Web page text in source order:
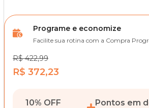
Programe e economize
Facilite sua rotina com a Compra
R$ 422,99
R$ 372,23
10% OFF Pontos em